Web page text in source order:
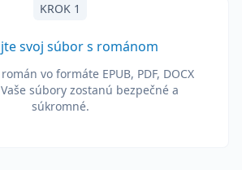
KROK 1
svoj súbor s románom
vo formáte EPUB, PDF, DOCX
súbory zostanú bezpečné a
súkromné.